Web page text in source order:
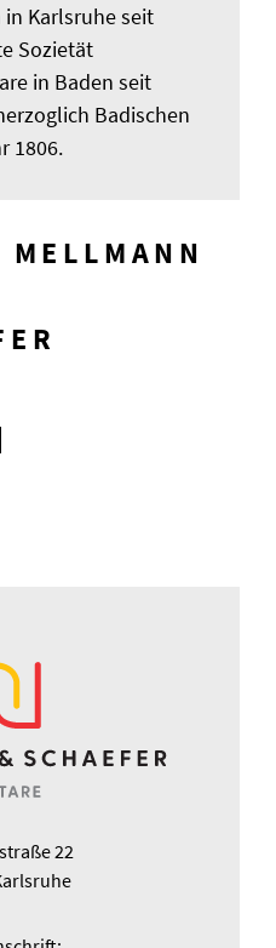
Karlsruhe seit
Sozietät
in Baden seit
Badischen
1806.
22